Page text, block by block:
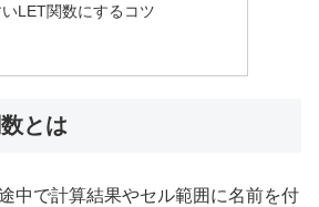
LET関数にするコツ
とは
中で計算結果やセル範囲に名前を付